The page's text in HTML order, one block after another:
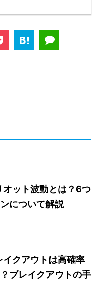
オット波動とは？6つ
について解説
イクアウトは高確率
ブレイクアウトの手